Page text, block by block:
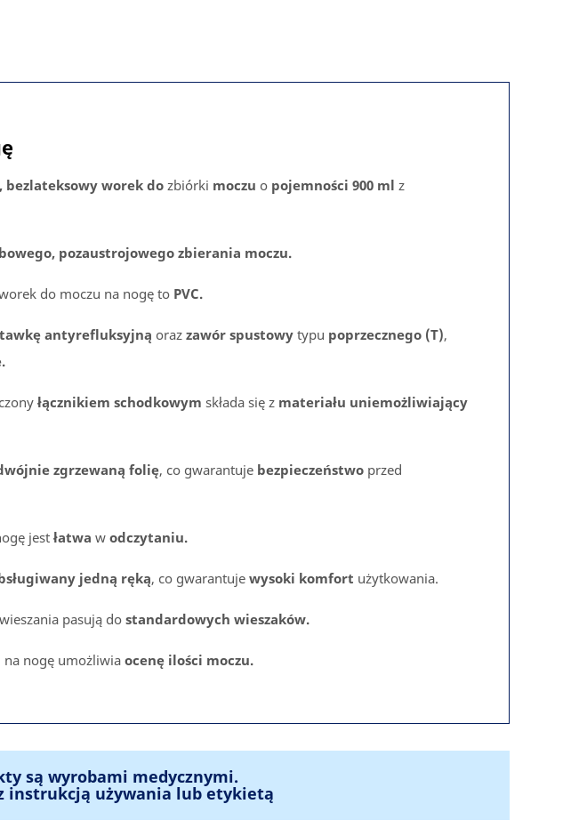
bezlateksowy worek do zbiórki moczu opojemności 900 ml z
pozaustrojowego zbierania moczu.
do moczu na nogę to PVC.
antyrefluksyjną orazzawór spustowytypu poprzecznego (T),
łącznikiem schodkowym składa się zmateriału uniemożliwiający
zgrzewaną folię, co gwarantuje bezpieczeństwo przed
jest łatwa wodczytaniu.
jedną ręką, co gwarantuje wysoki komfort użytkowania.
pasują dostandardowych wieszaków.
nogę umożliwia ocenę ilości moczu.
są wyrobami medycznymi.
instrukcją używania lub etykietą